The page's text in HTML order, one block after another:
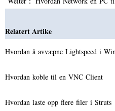
Relatert Artike
Hvordan å avvæpne Lightspeed i
Hvordan koble til en VNC Client
Hvordan laste opp flere filer i Struts